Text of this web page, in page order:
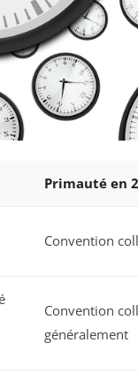
Primauté en
Convention
Convention
généralement